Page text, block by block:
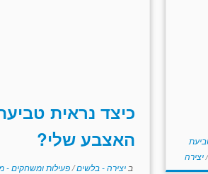
/יצירה
כיצד נראית
האצבע שלי?
ב יצירה - בלשים/פעילות ומשחקים -